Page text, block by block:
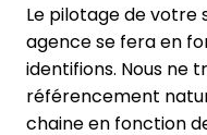
Le pilotage de votre
agence se fera en
identifions. Nous ne
référencement
chaine en fonction